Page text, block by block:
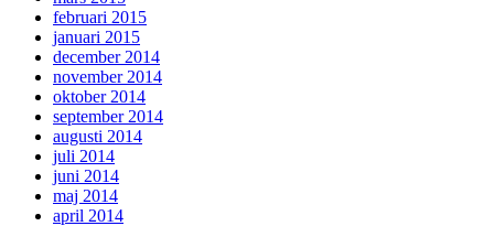
februari 2015
januari 2015
december 2014
november 2014
oktober 2014
september 2014
augusti 2014
juli 2014
juni 2014
maj 2014
april 2014